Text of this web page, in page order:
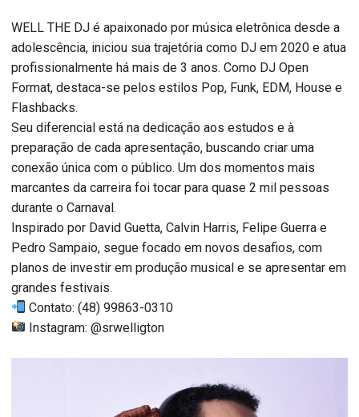
WELL THE DJ é apaixonado por música eletrônica desde a
adolescência, iniciou sua trajetória como DJ em 2020 e atua
profissionalmente há mais de 3 anos. Como DJ Open
Format, destaca-se pelos estilos Pop, Funk, EDM, House e
Flashbacks.
Seu diferencial está na dedicação aos estudos e à
preparação de cada apresentação, buscando criar uma
conexão única com o público. Um dos momentos mais
marcantes da carreira foi tocar para quase 2 mil pessoas
durante o Carnaval.
Inspirado por David Guetta, Calvin Harris, Felipe Guerra e
Pedro Sampaio, segue focado em novos desafios, com
planos de investir em produção musical e se apresentar em
grandes festivais.
Contato: (48) 99863-0310
Instagram: @srwelligton